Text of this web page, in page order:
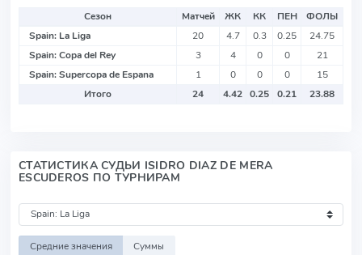
Сезон Матчей ЖК КК ПЕН
ФОЛЫ
Spain: La Liga
20 4.7 0.3 0.25
24.75
Spain: Copa del Rey
3 4 0 0
21
Spain: Supercopa de Espana
1 0 0 0
15
Итого
24 4.42 0.25 0.21 23.88
СТАТИСТИКА СУДЬИ ISIDRO DIAZ DE MERA
ESCUDEROS ПО ТУРНИРАМ
Средние значения Суммы